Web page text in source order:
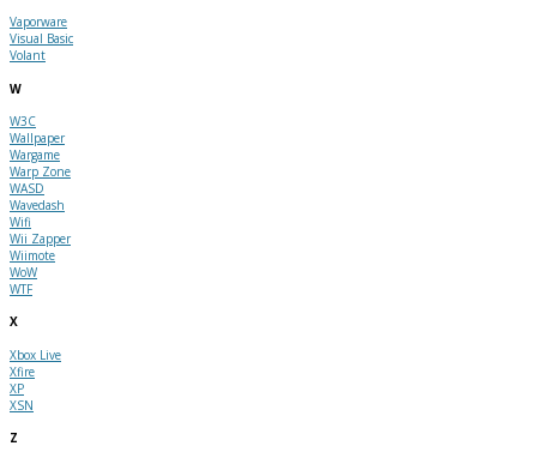
Vaporware
Visual Basic
Volant
W
W3C
Wallpaper
Wargame
Warp Zone
WASD
Wavedash
Wifi
Wii Zapper
Wiimote
WoW
WTF
X
Xbox Live
Xfire
XP
XSN
Z